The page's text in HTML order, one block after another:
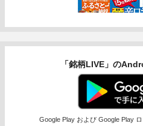
「銘柄LIVE」の
Google Play および Google Play